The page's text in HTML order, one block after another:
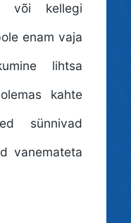
või kellegi
enam vaja
lihtsa
kahte
sünnivad
vanemateta